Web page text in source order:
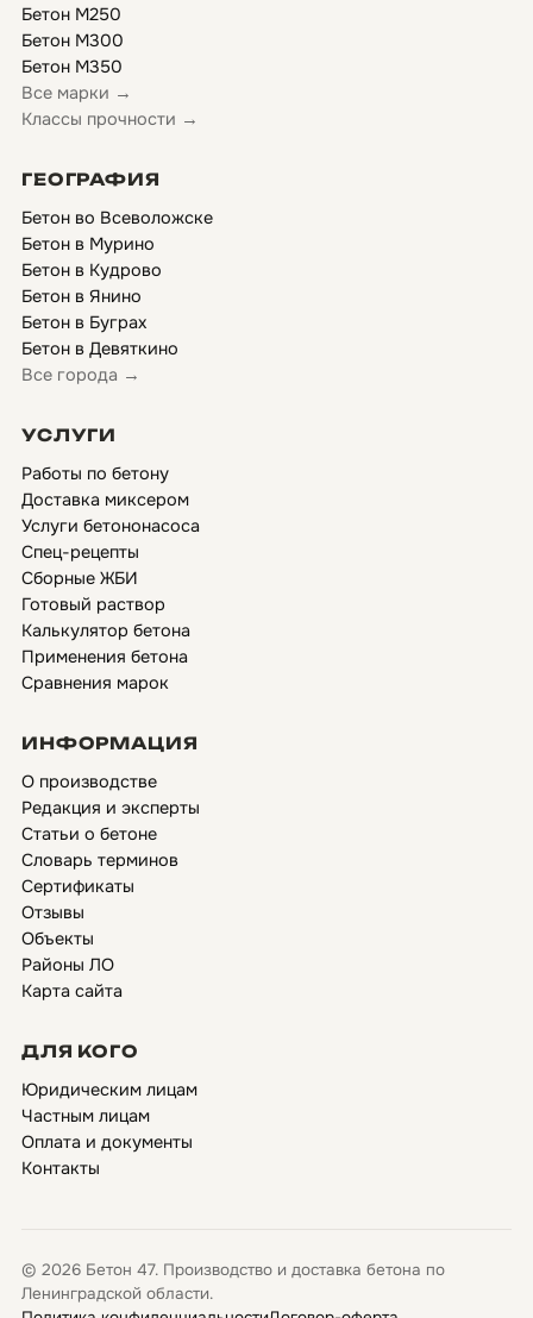
Бетон М250
Бетон М300
Бетон М350
Все марки →
Классы прочности →
ГЕОГРАФИЯ
Бетон во Всеволожске
Бетон в Мурино
Бетон в Кудрово
Бетон в Янино
Бетон в Буграх
Бетон в Девяткино
Все города →
УСЛУГИ
Работы по бетону
Доставка миксером
Услуги бетононасоса
Спец-рецепты
Сборные ЖБИ
Готовый раствор
Калькулятор бетона
Применения бетона
Сравнения марок
ИНФОРМАЦИЯ
О производстве
Редакция и эксперты
Статьи о бетоне
Словарь терминов
Сертификаты
Отзывы
Объекты
Районы ЛО
Карта сайта
ДЛЯ КОГО
Юридическим лицам
Частным лицам
Оплата и документы
Контакты
© 2026 Бетон 47. Производство и доставка бетона по
Ленинградской области.